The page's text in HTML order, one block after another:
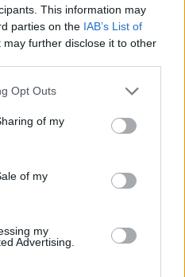
This information may
parties on the IAB’s List of
may further disclose it to other
Opt Outs
of my
of my
my
Advertising.